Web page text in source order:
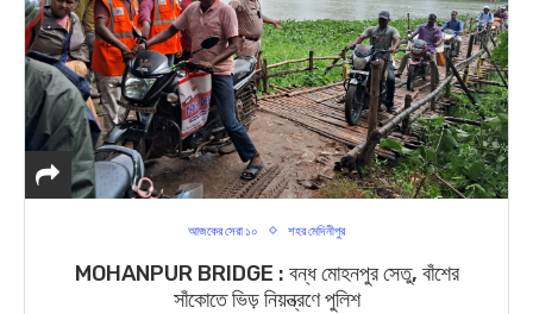
আজকের সেরা ১০ শহর মেদিনীপুর
MOHANPUR BRIDGE : বন্ধ মোহনপুর সেতু, বাঁশের
সাঁকোতে ভিড় নিয়ন্ত্রণে পুলিশ